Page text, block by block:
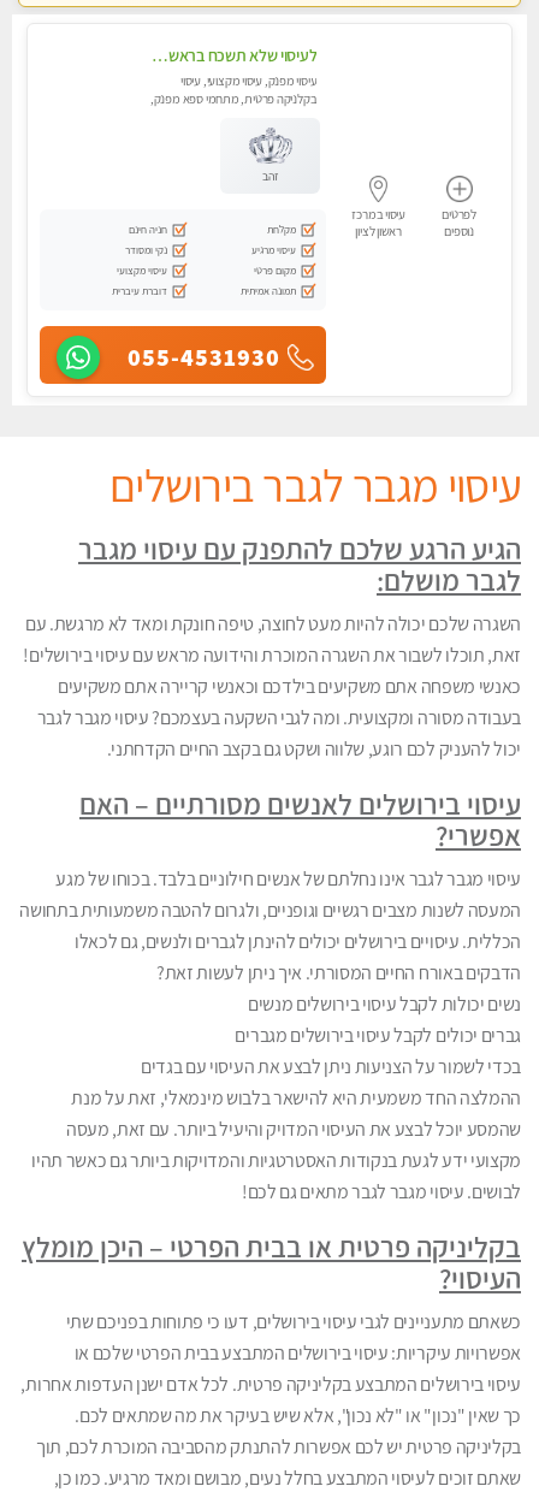
לפרטים
נוספים
עיסוי במרכז
ראשון לציון
לעיסוי שלא תשכח בראשון לציון
עיסוי מפנק, עיסוי מקצועי, עיסוי
בקלניקה פרטית, מתחמי ספא מפנק,
זהב
מקלחת
חניה חינם
עיסוי מרגיע
נקי ומסודר
מקום פרטי
עיסוי מקצועי
תמונה אמיתית
דוברת עיברית
055-4531930
עיסוי מגבר לגבר בירושלים
הגיע הרגע שלכם להתפנק עם עיסוי מגבר
לגבר מושלם:
השגרה שלכם יכולה להיות מעט לחוצה, טיפה חונקת ומאד לא מרגשת. עם
זאת, תוכלו לשבור את השגרה המוכרת והידועה מראש עם עיסוי בירושלים!
כאנשי משפחה אתם משקיעים בילדכם וכאנשי קריירה אתם משקיעים
בעבודה מסורה ומקצועית. ומה לגבי השקעה בעצמכם? עיסוי מגבר לגבר
יכול להעניק לכם רוגע, שלווה ושקט גם בקצב החיים הקדחתני.
עיסוי בירושלים לאנשים מסורתיים – האם
אפשרי?
עיסוי מגבר לגבר אינו נחלתם של אנשים חילוניים בלבד. בכוחו של מגע
המעסה לשנות מצבים רגשיים וגופניים, ולגרום להטבה משמעותית בתחושה
הכללית. עיסויים בירושלים יכולים להינתן לגברים ולנשים, גם לכאלו
הדבקים באורח החיים המסורתי. איך ניתן לעשות זאת?
נשים יכולות לקבל עיסוי בירושלים מנשים
גברים יכולים לקבל עיסוי בירושלים מגברים
בכדי לשמור על הצניעות ניתן לבצע את העיסוי עם בגדים
ההמלצה החד משמעית היא להישאר בלבוש מינמאלי, זאת על מנת
שהמסע יוכל לבצע את העיסוי המדויק והיעיל ביותר. עם זאת, מעסה
מקצועי ידע לגעת בנקודות האסטרטגיות והמדויקות ביותר גם כאשר תהיו
לבושים. עיסוי מגבר לגבר מתאים גם לכם!
בקליניקה פרטית או בבית הפרטי – היכן מומלץ
העיסוי?
כשאתם מתעניינים לגבי עיסוי בירושלים, דעו כי פתוחות בפניכם שתי
אפשרויות עיקריות: עיסוי בירושלים המתבצע בבית הפרטי שלכם או
עיסוי בירושלים המתבצע בקליניקה פרטית. לכל אדם ישנן העדפות אחרות,
כך שאין "נכון" או "לא נכון", אלא שיש בעיקר את מה שמתאים לכם.
בקליניקה פרטית יש לכם אפשרות להתנתק מהסביבה המוכרת לכם, תוך
שאתם זוכים לעיסוי המתבצע בחלל נעים, מבושם ומאד מרגיע. כמו כן,